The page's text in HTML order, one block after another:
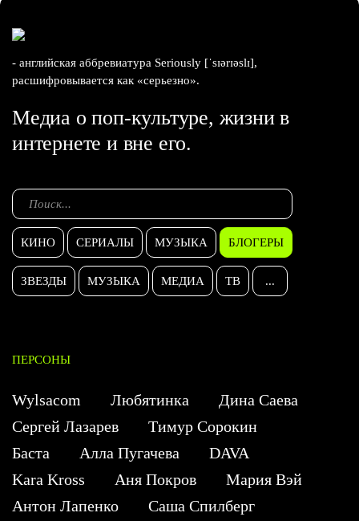
- английская аббревиатура Seriously [ˈsɪərɪəslɪ],
расшифровывается как «серьезно».
Медиа о поп-культуре, жизни в
интернете и вне его.
КИНО СЕРИАЛЫ МУЗЫКА БЛОГЕРЫ
ЗВЕЗДЫ МУЗЫКА МЕДИА ТВ ...
ПЕРСОНЫ
Wylsacom Любятинка
Дина Саева
Сергей Лазарев
Тимур Сорокин
Баста
Алла Пугачева
DAVA
Kara Kross
Аня Покров
Мария Вэй
Антон Лапенко
Саша Спилберг